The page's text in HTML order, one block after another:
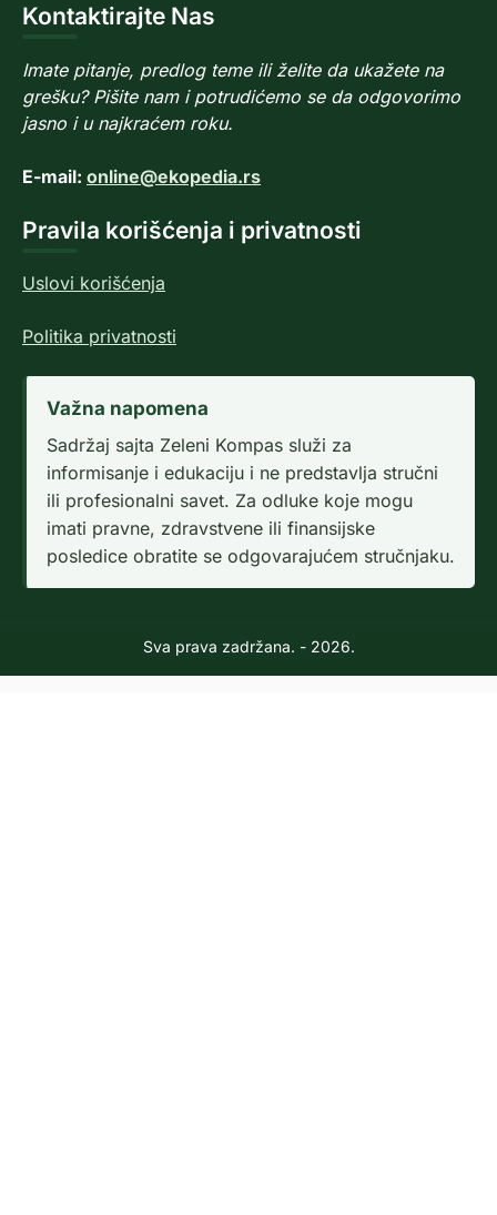
Kontaktirajte Nas
Imate pitanje, predlog teme ili želite da ukažete na
grešku? Pišite nam i potrudićemo se da odgovorimo
jasno i u najkraćem roku.
E-mail: online@ekopedia.rs
Pravila korišćenja i privatnosti
Uslovi korišćenja
Politika privatnosti
Važna napomena
Sadržaj sajta Zeleni Kompas služi za
informisanje i edukaciju i ne predstavlja stručni
ili profesionalni savet. Za odluke koje mogu
imati pravne, zdravstvene ili finansijske
posledice obratite se odgovarajućem stručnjaku.